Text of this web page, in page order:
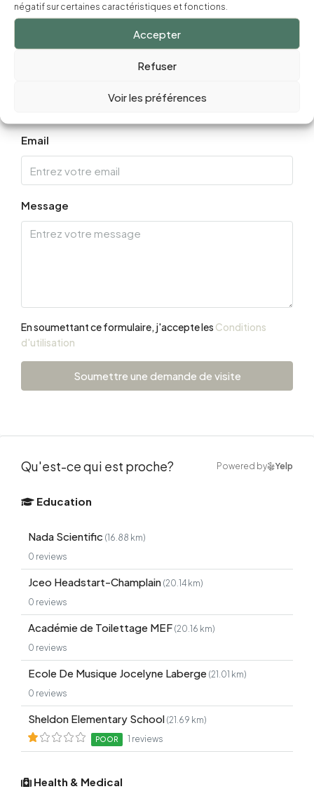
négatif sur certaines caractéristiques et fonctions.
Accepter
Refuser
Voir les préférences
Nom
Email
Message
En soumettant ce formulaire, j'accepte les Conditions
d'utilisation
Soumettre une demande de visite
Qu'est-ce qui est proche? Powered by Yelp
Education
Nada Scientific (16.88 km)
0 reviews
Jceo Headstart-Champlain (20.14 km)
0 reviews
Académie de Toilettage MEF (20.16 km)
0 reviews
Ecole De Musique Jocelyne Laberge (21.01 km)
0 reviews
Sheldon Elementary School (21.69 km)
POOR 1 reviews
Health & Medical